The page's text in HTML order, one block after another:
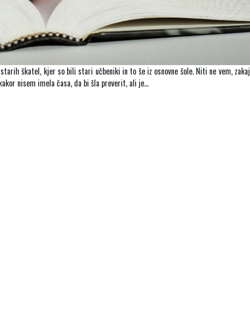
škatel, kjer so bili stari učbeniki in to še iz osnovne šole. Niti ne vem, zakaj
nisem imela časa, da bi šla preverit, ali je…